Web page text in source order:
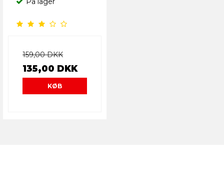
159,00 DKK
135,00 DKK
KØB